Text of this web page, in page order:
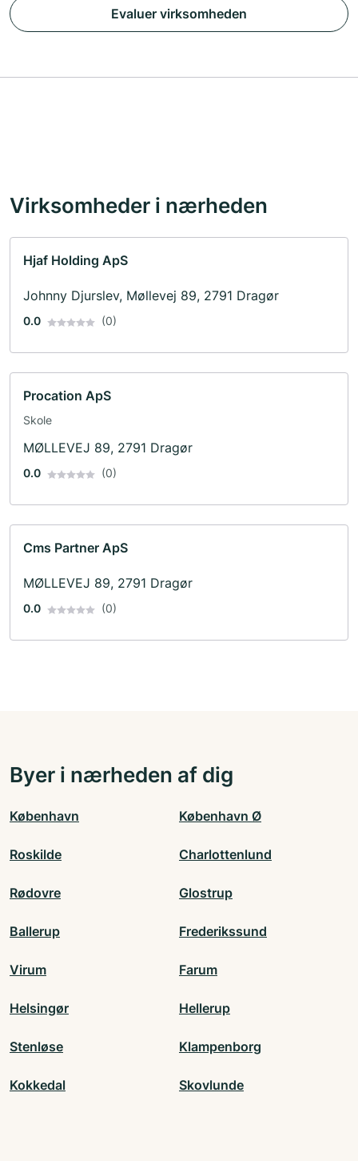
Evaluer virksomheden
Virksomheder i nærheden
Hjaf Holding ApS
Johnny Djurslev, Møllevej 89, 2791 Dragør
0.0 (0)
Procation ApS
Skole
MØLLEVEJ 89, 2791 Dragør
0.0 (0)
Cms Partner ApS
MØLLEVEJ 89, 2791 Dragør
0.0 (0)
Byer i nærheden af dig
København København Ø
Roskilde Charlottenlund
Rødovre Glostrup
Ballerup Frederikssund
Virum Farum
Helsingør Hellerup
Stenløse Klampenborg
Kokkedal Skovlunde